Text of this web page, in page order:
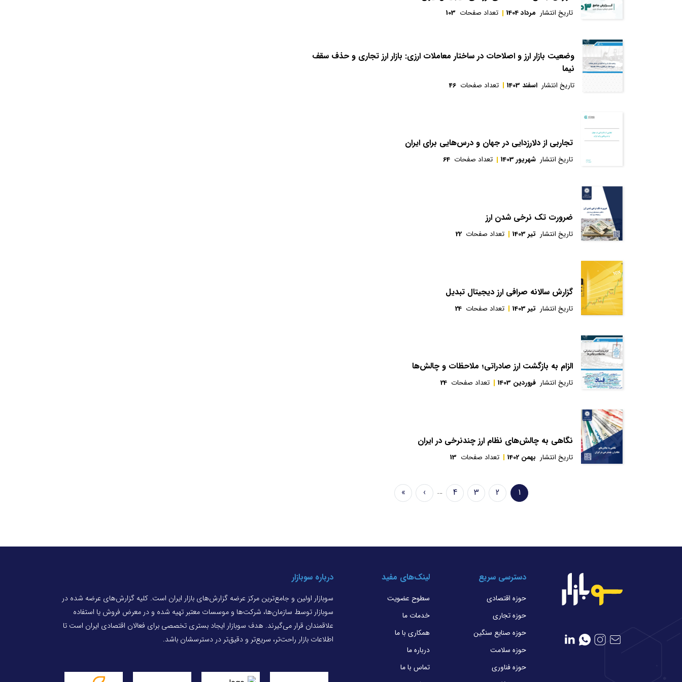
تاریخ انتشار مرداد 1404 تعداد صفحات 103
وضعیت بازار ارز و اصلاحات در ساختار معاملات ارزی: بازار ارز تجاری و حذف سقف
نیما
تاریخ انتشار اسفند 1403 تعداد صفحات 46
تجاربی از دلارزدایی در جهان و درس‌هایی برای ایران
تاریخ انتشار شهریور 1403 تعداد صفحات 64
ضرورت تک نرخی شدن ارز
تاریخ انتشار تیر 1403 تعداد صفحات 22
گزارش سالانه صرافی ارز دیجیتال تبدیل
تاریخ انتشار تیر 1403 تعداد صفحات 24
الزام به بازگشت ارز صادراتی؛ ملاحظات و چالش‌ها
تاریخ انتشار فروردین 1403 تعداد صفحات 24
نگاهی به چالش‌های نظام ارز چندنرخی در ایران
تاریخ انتشار بهمن 1402 تعداد صفحات 13
صفحه1
Page2
Page3
Page4
…
Next›
Last»
دسترسی سریع
حوزه اقتصادی
حوزه تجاری
حوزه صنایع سنگین
حوزه سلامت
حوزه فناوری
لینک‌های مفید
سطوح عضویت
خدمات ما
همکاری با ما
درباره ما
تماس با ما
درباره سوبازار
سوبازار اولین و جامع‌ترین مرکز عرضه گزارش‌های بازار ایران است. کلیه گزارش‌های عرضه شده در
سوبازار توسط سازمان‌ها، شرکت‌ها و موسسات معتبر تهیه شده و در معرض فروش یا استفاده
علاقمندان قرار می‌گیرند. هدف سوبازار ایجاد بستری تخصصی برای فعالان اقتصادی ایران است تا
اطلاعات بازار راحت‌تر، سریع‌تر و دقیق‌تر در دسترسشان باشد.